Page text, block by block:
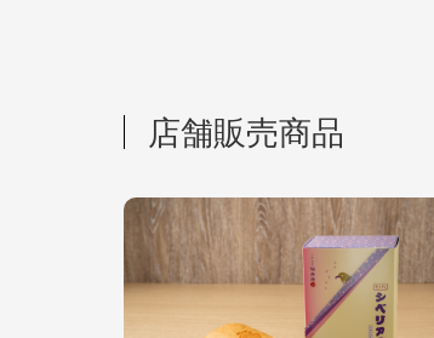
店舗販売商品